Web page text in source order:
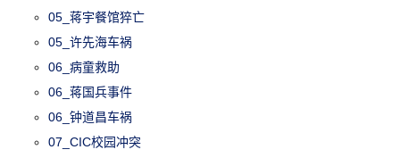
05_蒋宇餐馆猝亡
05_许先海车祸
06_病童救助
06_蒋国兵事件
06_钟道昌车祸
07_CIC校园冲突